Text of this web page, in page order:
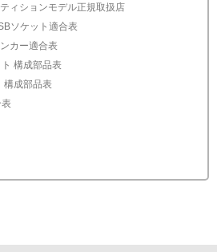
ィションモデル正規取扱店
ソケット適合表
カー適合表
構成部品表
構成部品表
表